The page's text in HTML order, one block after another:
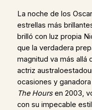
La noche de los
estrellas más
brilló con luz propia
que la verdadera
magnitud va más allá
actriz
ocasiones y
The Hoursen 2003,
con su impecable